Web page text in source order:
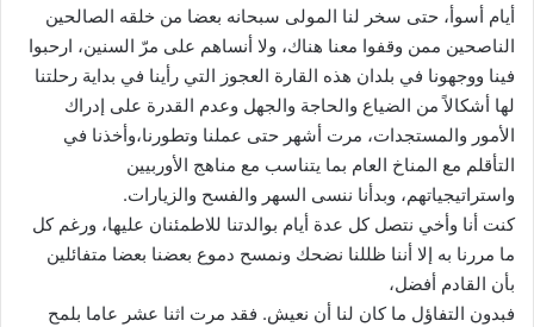
أيام أسوأ، حتى سخر لنا المولى سبحانه بعضا من خلقه الصالحين
الناصحين ممن وقفوا معنا هناك، ولا أنساهم على مرّ السنين، ارحبوا
فينا ووجهونا في بلدان هذه القارة العجوز التي رأينا في بداية رحلتنا
لها أشكالاً من الضياع والحاجة والجهل وعدم القدرة على إدراك
الأمور والمستجدات، مرت أشهر حتى عملنا وتطورنا،وأخذنا في
التأقلم مع المناخ العام بما يتناسب مع مناهج الأوربيين
واستراتيجياتهم، وبدأنا ننسى السهر والفسح والزيارات.
كنت أنا وأخي نتصل كل عدة أيام بوالدتنا للاطمئنان عليها، ورغم كل
ما مررنا به إلا أننا ظللنا نضحك ونمسح دموع بعضنا بعضا متفائلين
بأن القادم أفضل،
فبدون التفاؤل ما كان لنا أن نعيش. فقد مرت اثنا عشر عاما بلمح